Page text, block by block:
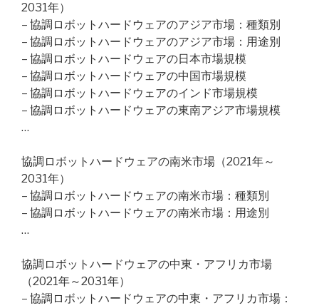
2031年）
– 協調ロボットハードウェアのアジア市場：種類別
– 協調ロボットハードウェアのアジア市場：用途別
– 協調ロボットハードウェアの日本市場規模
– 協調ロボットハードウェアの中国市場規模
– 協調ロボットハードウェアのインド市場規模
– 協調ロボットハードウェアの東南アジア市場規模
…
協調ロボットハードウェアの南米市場（2021年～
2031年）
– 協調ロボットハードウェアの南米市場：種類別
– 協調ロボットハードウェアの南米市場：用途別
…
協調ロボットハードウェアの中東・アフリカ市場
（2021年～2031年）
– 協調ロボットハードウェアの中東・アフリカ市場：